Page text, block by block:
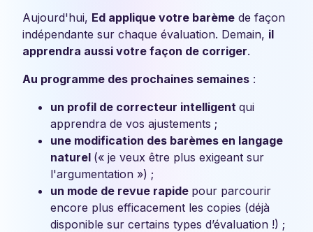
Aujourd'hui, Ed applique votre barème de façon
indépendante sur chaque évaluation. Demain, il
apprendra aussi votre façon de corriger.
Au programme des prochaines semaines :
un profil de correcteur intelligent qui
apprendra de vos ajustements ;
une modification des barèmes en langage
naturel (« je veux être plus exigeant sur
l'argumentation ») ;
un mode de revue rapide pour parcourir
encore plus efficacement les copies (déjà
disponible sur certains types d’évaluation !) ;